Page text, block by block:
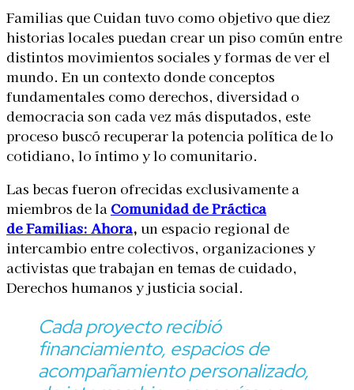
Familias que Cuidan tuvo como objetivo que diez
historias locales puedan crear un piso común entre
distintos movimientos sociales y formas de ver el
mundo. En un contexto donde conceptos
fundamentales como derechos, diversidad o
democracia son cada vez más disputados, este
proceso buscó recuperar la potencia política de lo
cotidiano, lo íntimo y lo comunitario.
Las becas fueron ofrecidas exclusivamente a
miembros de la Comunidad de Práctica
de Familias: Ahora, un espacio regional de
intercambio entre colectivos, organizaciones y
activistas que trabajan en temas de cuidado,
Derechos humanos y justicia social.
Cada proyecto recibió
financiamiento, espacios de
acompañamiento personalizado,